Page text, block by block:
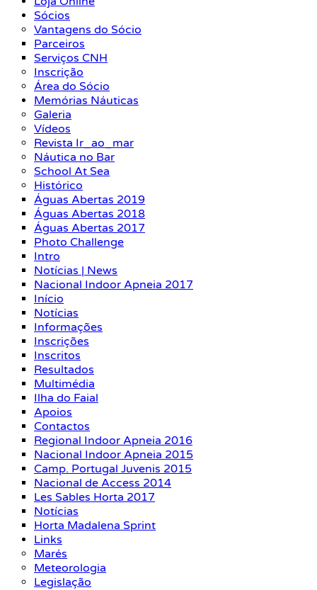
Sócios
Vantagens do Sócio
Parceiros
Serviços CNH
Inscrição
Área do Sócio
Memórias Náuticas
Galeria
Vídeos
Revista Ir_ao_mar
Náutica no Bar
School At Sea
Histórico
Águas Abertas 2019
Águas Abertas 2018
Águas Abertas 2017
Photo Challenge
Intro
Notícias | News
Nacional Indoor Apneia 2017
Início
Notícias
Informações
Inscrições
Inscritos
Resultados
Multimédia
Ilha do Faial
Apoios
Contactos
Regional Indoor Apneia 2016
Nacional Indoor Apneia 2015
Camp. Portugal Juvenis 2015
Nacional de Access 2014
Les Sables Horta 2017
Notícias
Horta Madalena Sprint
Links
Marés
Meteorologia
Legislação